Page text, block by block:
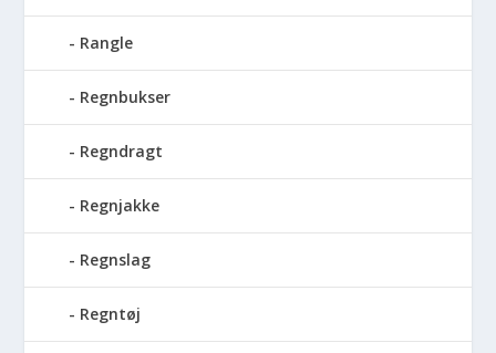
Rangle
Regnbukser
Regndragt
Regnjakke
Regnslag
Regntøj